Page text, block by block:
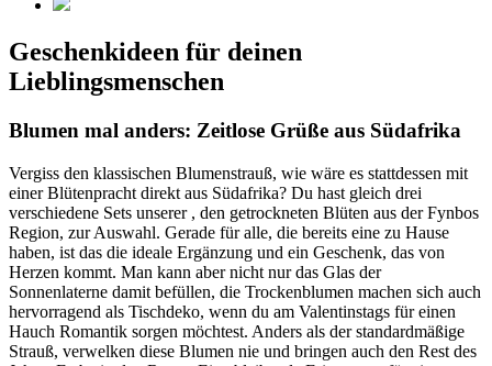
Geschenkideen für deinen
Lieblingsmenschen
Blumen mal anders: Zeitlose Grüße aus Südafrika
Vergiss den klassischen Blumenstrauß, wie wäre es stattdessen mit
einer Blütenpracht direkt aus Südafrika? Du hast gleich drei
verschiedene Sets unserer , den getrockneten Blüten aus der Fynbos
Region, zur Auswahl. Gerade für alle, die bereits eine zu Hause
haben, ist das die ideale Ergänzung und ein Geschenk, das von
Herzen kommt. Man kann aber nicht nur das Glas der
Sonnenlaterne damit befüllen, die Trockenblumen machen sich auch
hervorragend als Tischdeko, wenn du am Valentinstags für einen
Hauch Romantik sorgen möchtest. Anders als der standardmäßige
Strauß, verwelken diese Blumen nie und bringen auch den Rest des